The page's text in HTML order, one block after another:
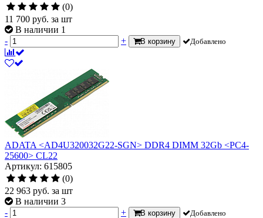
(0)
11 700 руб. за шт
В наличии 1
-
+ В корзину Добавлено
ADATA <AD4U320032G22-SGN> DDR4 DIMM 32Gb <PC4-
25600> CL22
Артикул: 615805
(0)
22 963 руб. за шт
В наличии 3
-
+ В корзину Добавлено